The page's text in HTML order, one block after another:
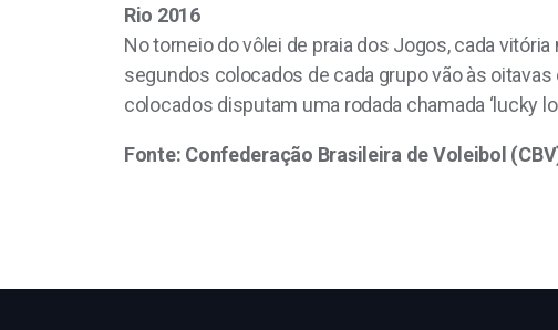
Rio 2016
No torneio do vôlei de praia dos Jogos, cada
segundos colocados de cada grupo vão às
colocados disputam uma rodada chamada ‘lucky
Fonte: Confederação Brasileira de Voleibol